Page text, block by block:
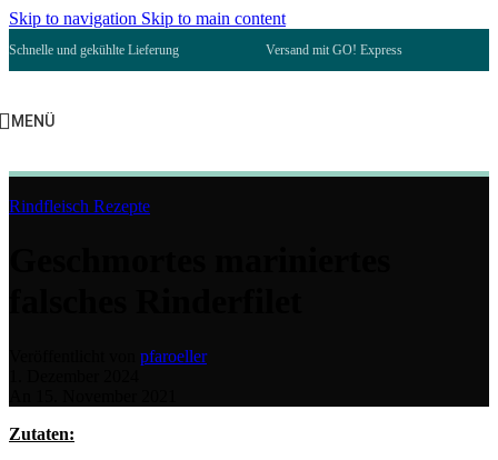
Skip to navigation Skip to main content
Schnelle und gekühlte Lieferung Versand mit GO! Express
MENÜ
Rindfleisch Rezepte
pfaroeller
Zutaten: